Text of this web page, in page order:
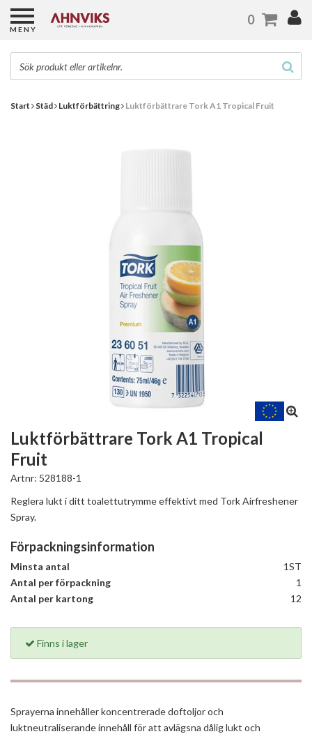
Start Städ Luktförbättring Luktförbättrare Tork A1 Tropical Fruit
Luktförbättrare Tork A1 Tropical
Fruit
Artnr: 528188-1
Reglera lukt i ditt toalettutrymme effektivt med Tork Airfreshener
Spray.
Förpackningsinformation
Minsta antal
1ST
Antal per förpackning
1
Antal per kartong
12
Finns i lager
Sprayerna innehåller koncentrerade doftoljor och
luktneutraliserande innehåll för att avlägsna dålig lukt och
MENY
0